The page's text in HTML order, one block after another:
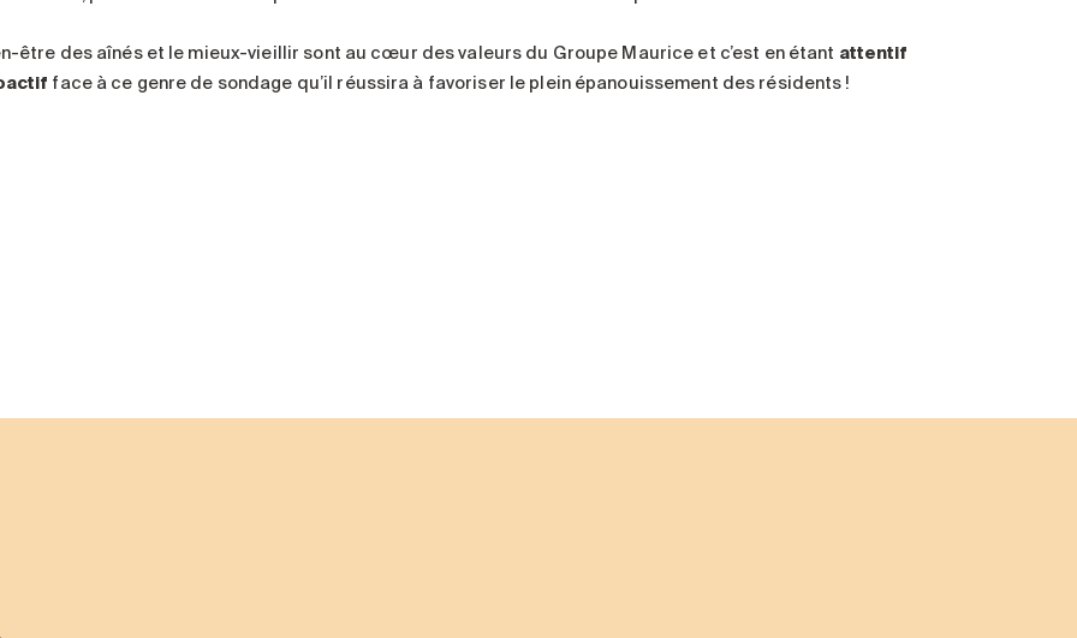
être des aînés et le mieux-vieillir sont au cœur des valeurs du Groupe Maurice et c’est en étant attentif
face à ce genre de sondage qu’il réussira à favoriser le plein épanouissement des résidents !